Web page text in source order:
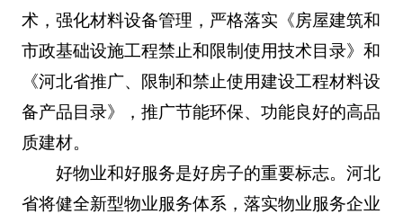
术，强化材料设备管理，严格落实《房屋建筑和
市政基础设施工程禁止和限制使用技术目录》和
《河北省推广、限制和禁止使用建设工程材料设
备产品目录》，推广节能环保、功能良好的高品
质建材。
好物业和好服务是好房子的重要标志。河北
省将健全新型物业服务体系，落实物业服务企业